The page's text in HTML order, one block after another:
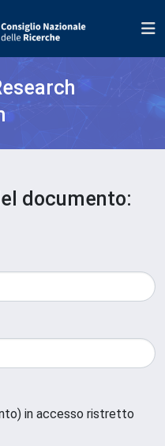
documento:
in accesso ristretto